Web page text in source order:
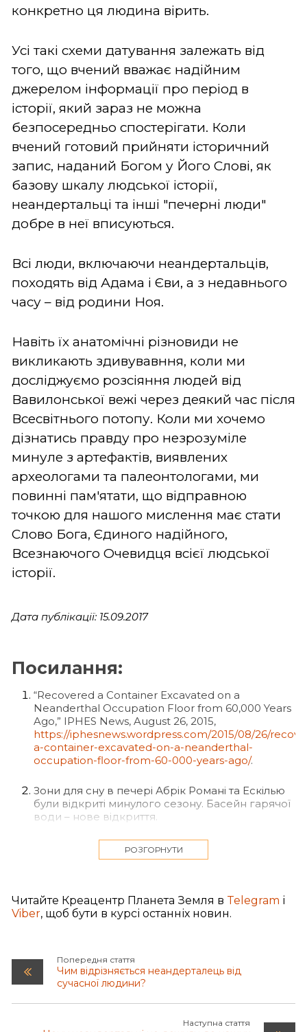
конкретно ця людина вірить.
Усі такі схеми датування залежать від
того, що вчений вважає надійним
джерелом інформації про період в
історії, який зараз не можна
безпосередньо спостерігати. Коли
вчений готовий прийняти історичний
запис, наданий Богом у Його Слові, як
базову шкалу людської історії,
неандертальці та інші "печерні люди"
добре в неї вписуються.
Всі люди, включаючи неандертальців,
походять від Адама і Єви, а з недавнього
часу – від родини Ноя.
Навіть їх анатомічні різновиди не
викликають здивувавння, коли ми
досліджуємо розсіяння людей від
Вавилонської вежі через деякий час після
Всесвітнього потопу. Коли ми хочемо
дізнатись правду про незрозуміле
минуле з артефактів, виявлених
археологами та палеонтологами, ми
повинні пам'ятати, що відправною
точкою для нашого мислення має стати
Слово Бога, Єдиного надійного,
Всезнаючого Очевидця всієї людської
історії.
Дата публікації: 15.09.2017
Посилання:
“Recovered a Container Excavated on a
Neanderthal Occupation Floor from 60,000 Years
Ago,” IPHES News, August 26, 2015,
https://iphesnews.wordpress.com/2015/08/26/
a-container-excavated-on-a-neanderthal-
occupation-floor-from-60-000-years-ago/.
Зони для сну в печері Абрік Романі та Ескілью
були відкриті минулого сезону. Басейн гарячої
води – нове відкриття.
Jennifer Viegas, “Neanderthal’s Cozy Bedroom
Unearthed,” Discovery News, August 6, 2010,
Це підтверджено розкопками у Франції (див.
Skeletons of Shanidar Cave”).
РОЗГОРНУТИ
Читайте Креацентр Планета Земля в Telegram і
Viber, щоб бути в курсі останніх новин.
Попередня стаття
Чим відрізняється неандерталець від
сучасної людини?
Наступна стаття